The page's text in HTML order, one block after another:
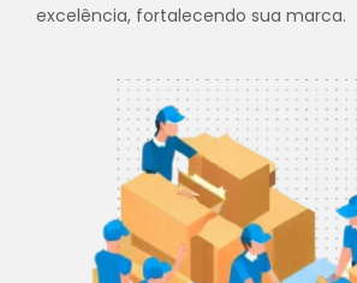
excelência, fortalecendo sua marca.